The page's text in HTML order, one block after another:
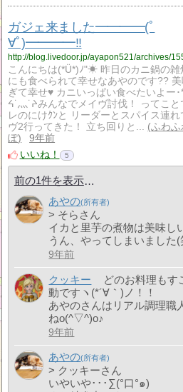
ガジェ来ました━━━━(ﾟ
∀ﾟ)━━━━!!
こんにちは(*Ü*)ﾉ"☀ 昨日のカニ鍋の雑
にも食べられて幸せなあやのです??
ぎて幸せ♥ カニいっぱい食べたいよー･
ᔦ˙灬˙ᔨみんなでメイヴ討伐！ ってこと
レのにけｸﾝと リーダーとスパイス連れ
ヴ2行ってきた！ 立ち回りと...
ふわふ
ぽ
9年前
いいね！
5
前の1件を表示
あやの
> そらさん
イカと里芋の煮物は美味
うん、やってしまいました(
9年前
クッキー
どのお料理もす
動ですヽ(*´∀｀)ノ！！
あやのさんはリアル調理職
ねo(^▽^)o♪
9年前
あやの
> クッキーさん
いやいや･･･∑(°口°๑)